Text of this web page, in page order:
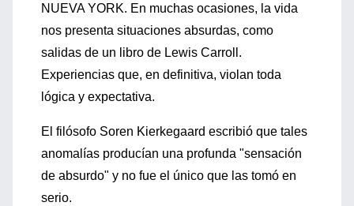
NUEVA YORK. En muchas ocasiones, la vida
nos presenta situaciones absurdas, como
salidas de un libro de Lewis Carroll.
Experiencias que, en definitiva, violan toda
lógica y expectativa.
El filósofo Soren Kierkegaard escribió que tales
anomalías producían una profunda "sensación
de absurdo" y no fue el único que las tomó en
serio.